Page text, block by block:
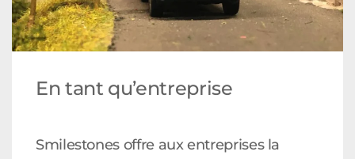
En tant qu’entreprise
Smilestones offre aux entreprises la